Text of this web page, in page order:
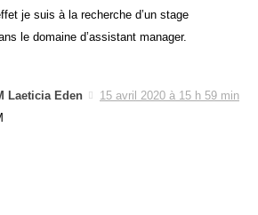
je suis à la recherche d’un stage
le domaine d’assistant manager.
Laeticia Eden
15 avril 2020 à 15 h 59 min